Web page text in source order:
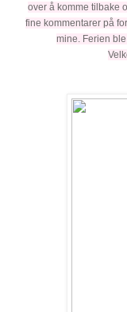
over å komme tilbake
fine kommentarer på
mine. Ferien